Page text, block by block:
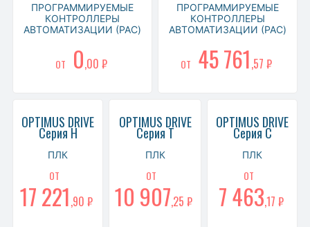
ПРОГРАММИРУЕМЫЕ
КОНТРОЛЛЕРЫ
АВТОМАТИЗАЦИИ (PAC)
ОТ 0,00 ₽
ПРОГРАММИРУЕМЫЕ
КОНТРОЛЛЕРЫ
АВТОМАТИЗАЦИИ (PAC)
ОТ 45 761,57 ₽
OPTIMUS DRIVE
Серия H
ПЛК
ОТ
17 221,90 ₽
OPTIMUS DRIVE
Серия T
ПЛК
ОТ
10 907,25 ₽
OPTIMUS DRIVE
Серия C
ПЛК
ОТ
7 463,17 ₽